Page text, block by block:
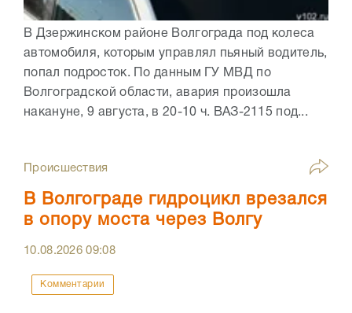
В Дзержинском районе Волгограда под колеса
автомобиля, которым управлял пьяный водитель,
попал подросток. По данным ГУ МВД по
Волгоградской области, авария произошла
накануне, 9 августа, в 20-10 ч. ВАЗ-2115 под...
Происшествия
В Волгограде гидроцикл врезался
в опору моста через Волгу
10.08.202609:08
Комментарии